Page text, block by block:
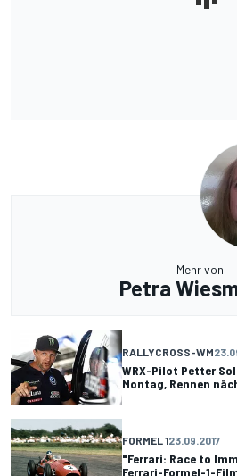
Mehr von
Petra
RALLYCROSS-WM
WRX-Pilot Petter
Montag, Rennen
FORMEL 123.09.2017
"Ferrari: Race to
Ferrari-Formel-1-